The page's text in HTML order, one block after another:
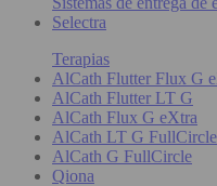
Selectra
Terapias
AlCath Flutter Flux G
AlCath Flutter LT G
AlCath Flux G eXtra
AlCath LT G FullCircle
AlCath G FullCircle
Qiona